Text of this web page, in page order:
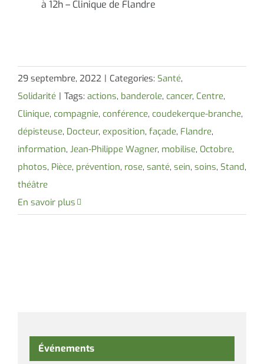
à 12h – Clinique de Flandre
29 septembre, 2022 | Categories: Santé,
Solidarité | Tags: actions, banderole, cancer, Centre,
Clinique, compagnie, conférence, coudekerque-branche,
dépisteuse, Docteur, exposition, façade, Flandre,
information, Jean-Philippe Wagner, mobilise, Octobre,
photos, Pièce, prévention, rose, santé, sein, soins, Stand,
théâtre
En savoir plus
Événements